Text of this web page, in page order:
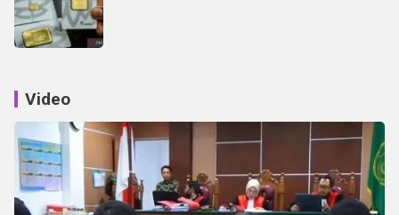
Video